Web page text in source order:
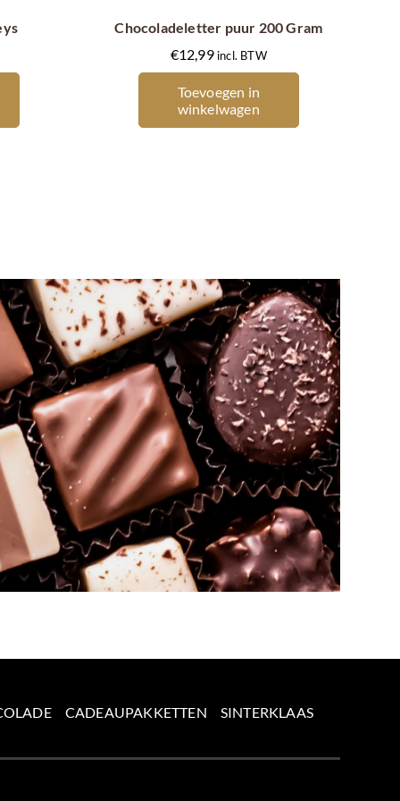
Chocoladeletter puur 200 Gram
€12,99 incl. BTW
Toevoegen in
winkelwagen
variaties.
Deze
optie
kan
gekozen
CADEAUPAKKETTEN SINTERKLAAS